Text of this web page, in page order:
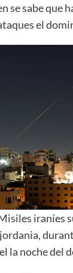
se sabe que
el
iraníes
la noche del